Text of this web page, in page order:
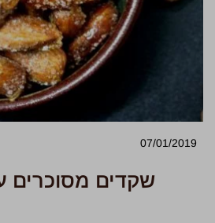
07/01/2019
שקדים מסוכרים